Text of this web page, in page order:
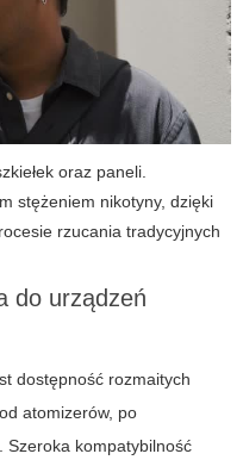
oraz paneli.
stężeniem nikotyny, dzięki
rzucania tradycyjnych
do urządzeń
dostępność rozmaitych
atomizerów, po
Szeroka kompatybilność